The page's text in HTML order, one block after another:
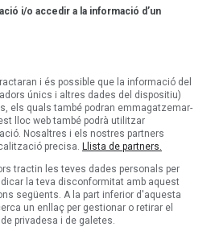
vídeo, en
Paula
en
i/o accedir a la informació d’un
i és possible que la informació del
únics i altres dades del dispositiu)
els quals també podran emmagatzemar-
lloc web també podrà utilitzar
Nosaltres i els nostres partners
precisa. Llista de partners.
tractin les teves dades personals per
la teva disconformitat amb aquest
següents. A la part inferior d'aquesta
un enllaç per gestionar o retirar el
privadesa i de galetes.